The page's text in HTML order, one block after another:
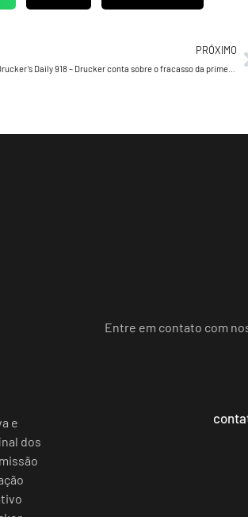
PRÓXIMO
e
dos
Entre em contato com